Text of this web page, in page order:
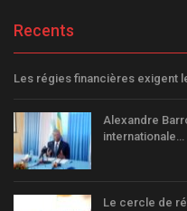
Recents
Les régies financières exigent
Alexandre
internationale…
Le cercle de